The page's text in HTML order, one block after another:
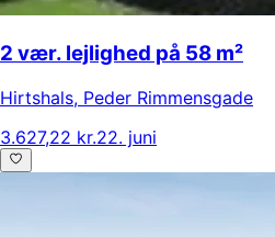
2 vær. lejlighed på 58 m²
Hirtshals, Peder Rimmensgade
3.627,22 kr.22. juni